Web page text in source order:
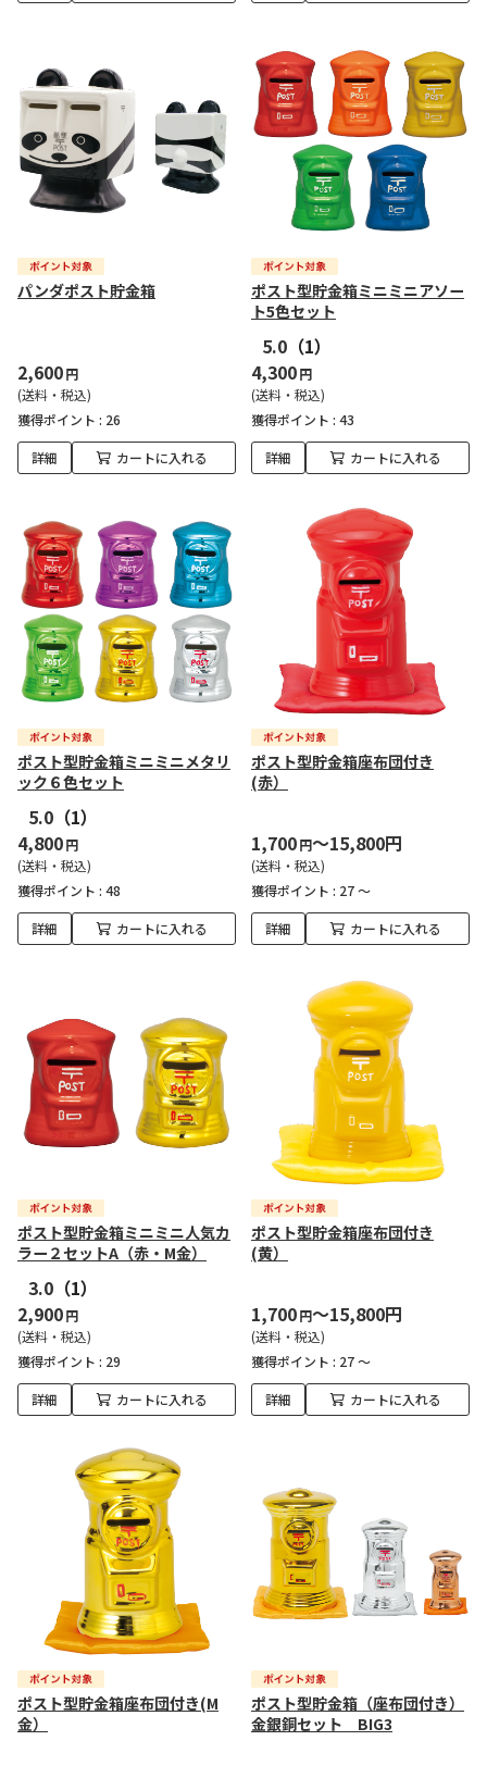
パンダポスト貯金箱
2,600円
(送料・税込)
獲得ポイント : 26
詳細 カートに入れる
ポスト型貯金箱ミニミニアソー
ト5色セット
5.0 （1）
4,300円
(送料・税込)
獲得ポイント : 43
詳細 カートに入れる
ポスト型貯金箱ミニミニメタリ
ック６色セット
5.0 （1）
4,800円
(送料・税込)
獲得ポイント : 48
詳細 カートに入れる
ポスト型貯金箱座布団付き
(赤）
1,700円～15,800円
(送料・税込)
獲得ポイント : 27 ～
詳細 カートに入れる
ポスト型貯金箱ミニミニ人気カ
ラー２セットA（赤・M金）
3.0 （1）
2,900円
(送料・税込)
獲得ポイント : 29
詳細 カートに入れる
ポスト型貯金箱座布団付き
(黄）
1,700円～15,800円
(送料・税込)
獲得ポイント : 27 ～
詳細 カートに入れる
ポスト型貯金箱座布団付き(M
金）
ポスト型貯金箱（座布団付き）
金銀銅セット BIG3